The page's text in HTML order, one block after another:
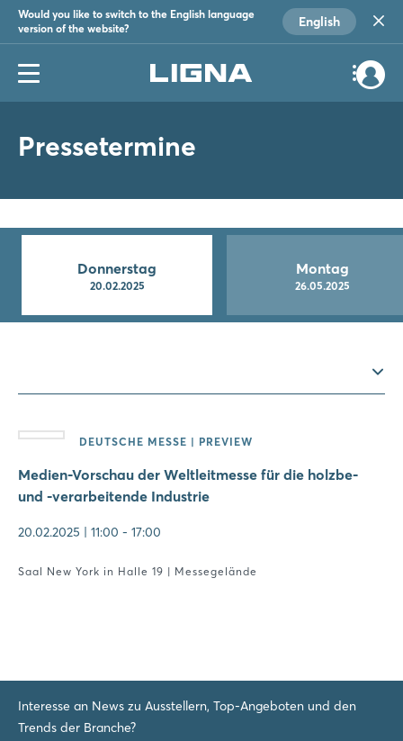
Would you like to switch to the English language
version of the website?
English
Pressetermine
Donnerstag
20.02.2025
Montag
26.05.2025
DEUTSCHE MESSE | PREVIEW
Medien-Vorschau der Weltleitmesse für die holzbe-
und -verarbeitende Industrie
20.02.2025 | 11:00 - 17:00
Saal New York in Halle 19 | Messegelände
Interesse an News zu Ausstellern, Top-Angeboten und den
Trends der Branche?